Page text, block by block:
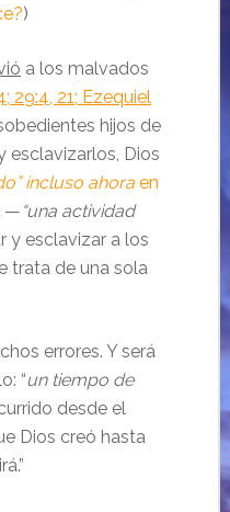
)
a los malvados
29:4, 21; Ezequiel
hijos de
esclavizarlos, Dios
incluso ahoraen
— “una actividad
y esclavizar a los
trata de una sola
errores. Y será
“un tiempo de
desde el
Dios creó hasta